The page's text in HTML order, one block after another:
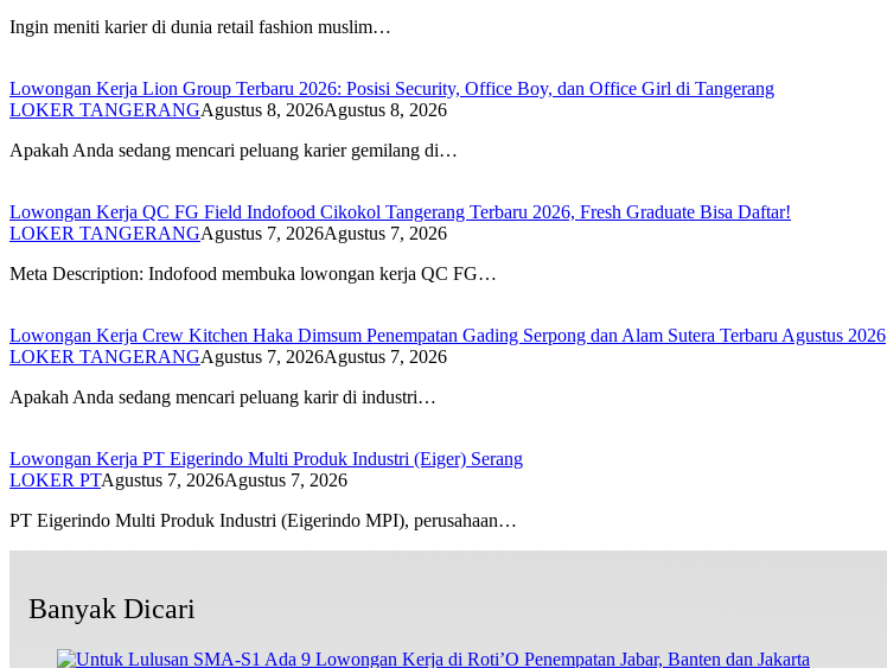
Ingin meniti karier di dunia retail fashion muslim…
Lowongan Kerja Lion Group Terbaru 2026: Posisi Security, Office Boy, dan Office Girl di Tangerang
LOKER TANGERANGAgustus 8, 2026Agustus 8, 2026
Apakah Anda sedang mencari peluang karier gemilang di…
Lowongan Kerja QC FG Field Indofood Cikokol Tangerang Terbaru 2026, Fresh Graduate Bisa Daftar!
LOKER TANGERANGAgustus 7, 2026Agustus 7, 2026
Meta Description: Indofood membuka lowongan kerja QC FG…
Lowongan Kerja Crew Kitchen Haka Dimsum Penempatan Gading Serpong dan Alam Sutera Terbaru Agustus 2026
LOKER TANGERANGAgustus 7, 2026Agustus 7, 2026
Apakah Anda sedang mencari peluang karir di industri…
Lowongan Kerja PT Eigerindo Multi Produk Industri (Eiger) Serang
LOKER PTAgustus 7, 2026Agustus 7, 2026
PT Eigerindo Multi Produk Industri (Eigerindo MPI), perusahaan…
Banyak Dicari